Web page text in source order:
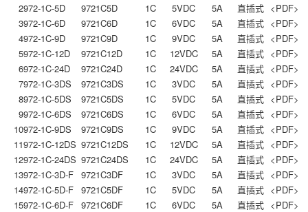
2972-1C-5D 9721C5D 1C 5VDC 5A 直插式 <PDF>
3972-1C-6D 9721C6D 1C 6VDC 5A 直插式 <PDF>
4972-1C-9D 9721C9D 1C 9VDC 5A 直插式 <PDF>
5972-1C-12D 9721C12D 1C 12VDC 5A 直插式 <PDF>
6972-1C-24D 9721C24D 1C 24VDC 5A 直插式 <PDF>
7972-1C-3DS 9721C3DS 1C 3VDC 5A 直插式 <PDF>
8972-1C-5DS 9721C5DS 1C 5VDC 5A 直插式 <PDF>
9972-1C-6DS 9721C6DS 1C 6VDC 5A 直插式 <PDF>
10972-1C-9DS 9721C9DS 1C 9VDC 5A 直插式 <PDF>
11972-1C-12DS 9721C12DS 1C 12VDC 5A 直插式 <PDF>
12972-1C-24DS 9721C24DS 1C 24VDC 5A 直插式 <PDF>
13972-1C-3D-F 9721C3DF 1C 3VDC 5A 直插式 <PDF>
14972-1C-5D-F 9721C5DF 1C 5VDC 5A 直插式 <PDF>
15972-1C-6D-F 9721C6DF 1C 6VDC 5A 直插式 <PDF>